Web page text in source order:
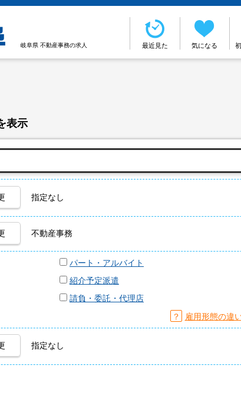
岐阜県 不動産事務の求人 最近見た 気になる
表示
指定なし
不動産事務
パート・アルバイト
紹介予定派遣
請負・委託・代理店
？ 雇用形態の違
指定なし